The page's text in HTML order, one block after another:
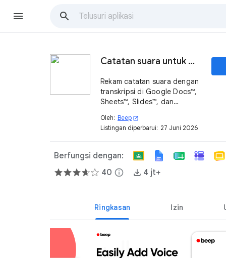
Catatan suara untuk Google Docs™ – Beep
Rekam catatan suara dengan
transkripsi di Google Docs™,
Sheets™, Slides™, dan
yang lebih jelas, personal,
dan cepat.
Oleh: Beep open_in_new
Listingan diperbarui: 27 Juni 2026
Berfungsi dengan:
40 info 4 jt+
Ringkasan Izin